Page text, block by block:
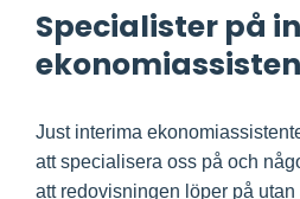
Specialister på
Just interima
att specialisera oss på och
att redovisningen löper på